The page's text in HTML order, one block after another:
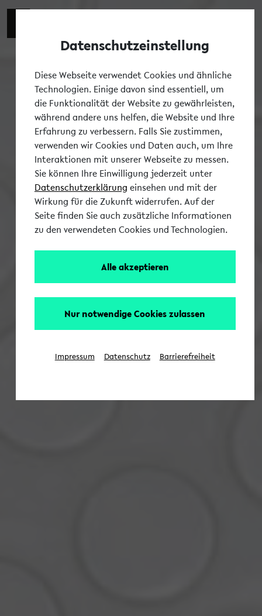
Datenschutzeinstellung
Diese Webseite verwendet Cookies und ähnliche
Technologien. Einige davon sind essentiell, um
die Funktionalität der Website zu gewährleisten,
während andere uns helfen, die Website und Ihre
Erfahrung zu verbessern. Falls Sie zustimmen,
verwenden wir Cookies und Daten auch, um Ihre
Interaktionen mit unserer Webseite zu messen.
Sie können Ihre Einwilligung jederzeit unter
Datenschutzerklärung einsehen und mit der
Wirkung für die Zukunft widerrufen. Auf der
Seite finden Sie auch zusätzliche Informationen
zu den verwendeten Cookies und Technologien.
Alle akzeptieren
Nur notwendige Cookies zulassen
Impressum Datenschutz Barrierefreiheit